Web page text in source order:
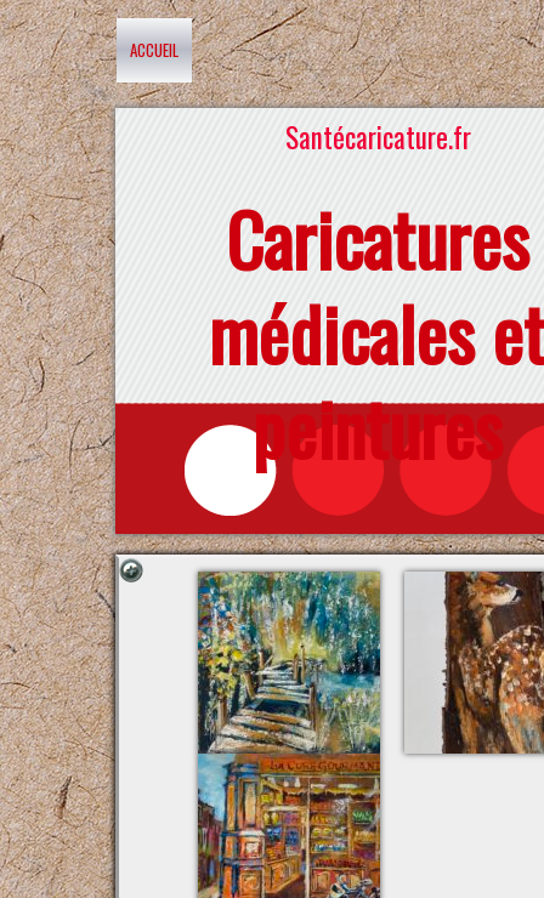
ACCUEIL
Santécaricature.fr
Caricatures
médicales
peintures